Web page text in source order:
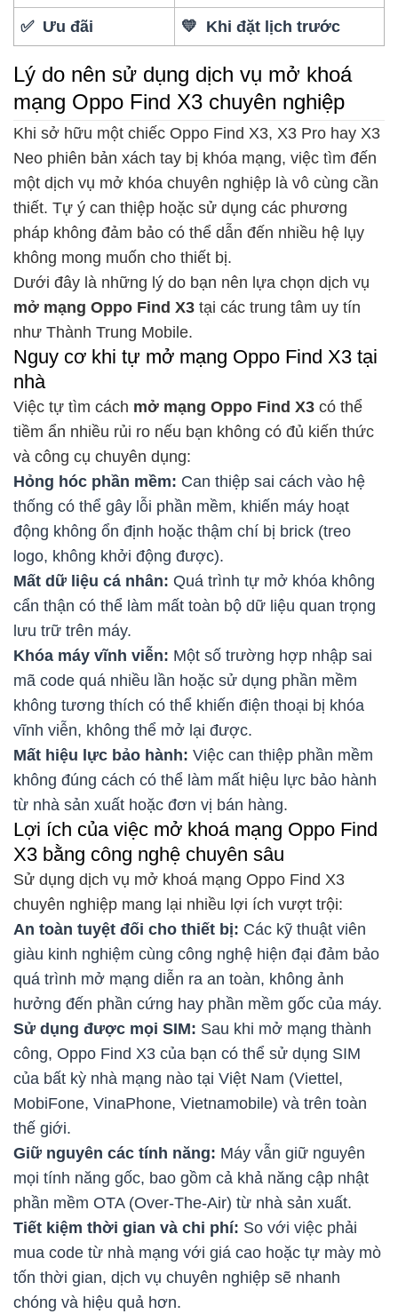
✅ Ưu đãi 💛 Khi đặt lịch trước
Lý do nên sử dụng dịch vụ mở khoá
mạng Oppo Find X3 chuyên nghiệp
Khi sở hữu một chiếc Oppo Find X3, X3 Pro hay X3
Neo phiên bản xách tay bị khóa mạng, việc tìm đến
một dịch vụ mở khóa chuyên nghiệp là vô cùng cần
thiết. Tự ý can thiệp hoặc sử dụng các phương
pháp không đảm bảo có thể dẫn đến nhiều hệ lụy
không mong muốn cho thiết bị.
Dưới đây là những lý do bạn nên lựa chọn dịch vụ
mở mạng Oppo Find X3 tại các trung tâm uy tín
như Thành Trung Mobile.
Nguy cơ khi tự mở mạng Oppo Find X3 tại
nhà
Việc tự tìm cách mở mạng Oppo Find X3 có thể
tiềm ẩn nhiều rủi ro nếu bạn không có đủ kiến thức
và công cụ chuyên dụng:
Hỏng hóc phần mềm: Can thiệp sai cách vào hệ
thống có thể gây lỗi phần mềm, khiến máy hoạt
động không ổn định hoặc thậm chí bị brick (treo
logo, không khởi động được).
Mất dữ liệu cá nhân: Quá trình tự mở khóa không
cẩn thận có thể làm mất toàn bộ dữ liệu quan trọng
lưu trữ trên máy.
Khóa máy vĩnh viễn: Một số trường hợp nhập sai
mã code quá nhiều lần hoặc sử dụng phần mềm
không tương thích có thể khiến điện thoại bị khóa
vĩnh viễn, không thể mở lại được.
Mất hiệu lực bảo hành: Việc can thiệp phần mềm
không đúng cách có thể làm mất hiệu lực bảo hành
từ nhà sản xuất hoặc đơn vị bán hàng.
Lợi ích của việc mở khoá mạng Oppo Find
X3 bằng công nghệ chuyên sâu
Sử dụng dịch vụ mở khoá mạng Oppo Find X3
chuyên nghiệp mang lại nhiều lợi ích vượt trội:
An toàn tuyệt đối cho thiết bị: Các kỹ thuật viên
giàu kinh nghiệm cùng công nghệ hiện đại đảm bảo
quá trình mở mạng diễn ra an toàn, không ảnh
hưởng đến phần cứng hay phần mềm gốc của máy.
Sử dụng được mọi SIM: Sau khi mở mạng thành
công, Oppo Find X3 của bạn có thể sử dụng SIM
của bất kỳ nhà mạng nào tại Việt Nam (Viettel,
MobiFone, VinaPhone, Vietnamobile) và trên toàn
thế giới.
Giữ nguyên các tính năng: Máy vẫn giữ nguyên
mọi tính năng gốc, bao gồm cả khả năng cập nhật
phần mềm OTA (Over-The-Air) từ nhà sản xuất.
Tiết kiệm thời gian và chi phí: So với việc phải
mua code từ nhà mạng với giá cao hoặc tự mày mò
tốn thời gian, dịch vụ chuyên nghiệp sẽ nhanh
chóng và hiệu quả hơn.